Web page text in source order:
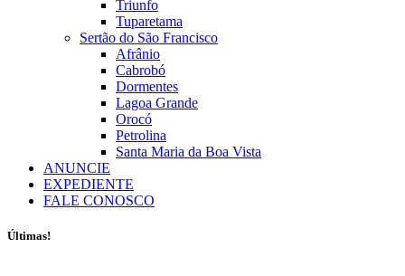
Triunfo
Tuparetama
Sertão do São Francisco
Afrânio
Cabrobó
Dormentes
Lagoa Grande
Orocó
Petrolina
Santa Maria da Boa Vista
ANUNCIE
EXPEDIENTE
FALE CONOSCO
Últimas!